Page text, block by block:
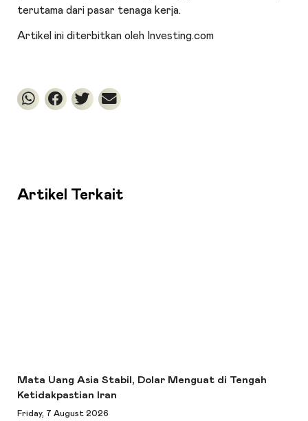
terutama dari pasar tenaga kerja.
Artikel ini diterbitkan oleh Investing.com
Artikel Terkait
Mata Uang Asia Stabil, Dolar Menguat di Tengah
Ketidakpastian Iran
Friday, 7 August 2026